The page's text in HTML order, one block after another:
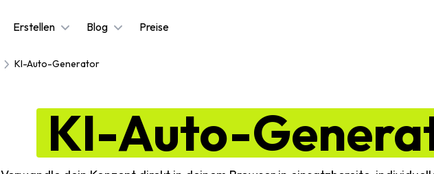
Erstellen Blog Preise
KI-Auto-Generator
KI-Auto-